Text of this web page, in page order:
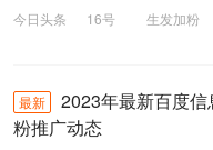
今日头条 16号 生发加粉
最新
2023年最新百度信
粉推广动态